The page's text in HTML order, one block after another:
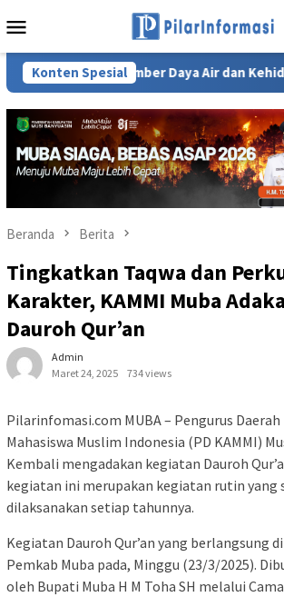
ke
Mobile
Konten Spesial
Sumber Daya Air dan Kehidupan
Beranda Berita
Tingkatkan Taqwa dan
Karakter, KAMMI Muba
Dauroh Qur’an
Admin
Maret 24, 2025
734 views
Pilarinfomasi.com MUBA – Pengurus Daerah
Mahasiswa Muslim Indonesia (PD KAMMI)
Kembali mengadakan kegiatan Dauroh
kegiatan ini merupakan kegiatan rutin yang
dilaksanakan setiap tahunnya.
Kegiatan Dauroh Qur’an yang berlangsung
Pemkab Muba pada, Minggu (23/3/2025).
oleh Bupati Muba H M Toha SH melalui